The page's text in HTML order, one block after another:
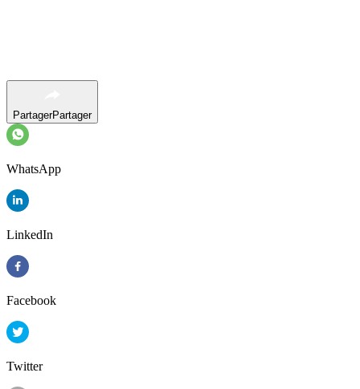
PartagerPartager
WhatsApp
LinkedIn
Facebook
Twitter